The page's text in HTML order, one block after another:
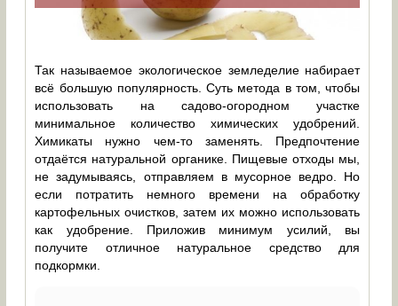
Так называемое экологическое земледелие набирает
всё большую популярность. Суть метода в том, чтобы
использовать на садово-огородном участке
минимальное количество химических удобрений.
Химикаты нужно чем-то заменять. Предпочтение
отдаётся натуральной органике. Пищевые отходы мы,
не задумываясь, отправляем в мусорное ведро. Но
если потратить немного времени на обработку
картофельных очистков, затем их можно использовать
как удобрение. Приложив минимум усилий, вы
получите отличное натуральное средство для
подкормки.